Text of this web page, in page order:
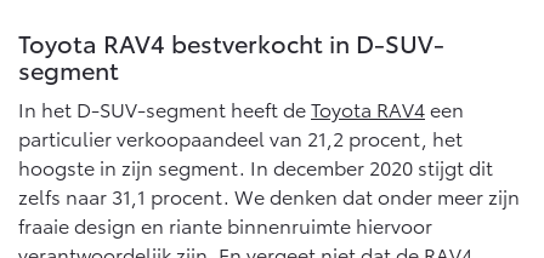
Toyota RAV4 bestverkocht in D-SUV-
segment
In het D-SUV-segment heeft deToyota RAV4een
particulier verkoopaandeel van 21,2 procent, het
hoogste in zijn segment. In december 2020 stijgt dit
zelfs naar 31,1 procent. We denken dat onder meer zijn
fraaie design en riante binnenruimte hiervoor